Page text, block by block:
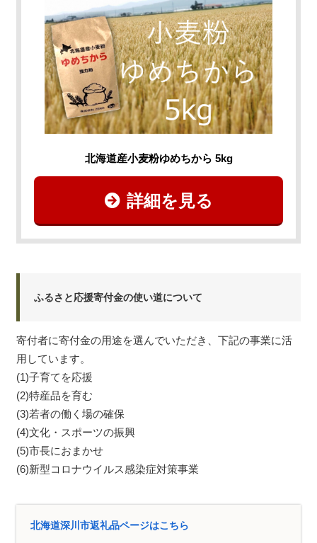
北海道産小麦粉ゆめちから 5kg
詳細を見る
ふるさと応援寄付金の使い道について
寄付者に寄付金の用途を選んでいただき、下記の事業に活
用しています。
(1)子育てを応援
(2)特産品を育む
(3)若者の働く場の確保
(4)文化・スポーツの振興
(5)市長におまかせ
(6)新型コロナウイルス感染症対策事業
北海道深川市返礼品ページはこちら